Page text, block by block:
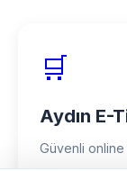
🛒
Aydın E-
Güvenli